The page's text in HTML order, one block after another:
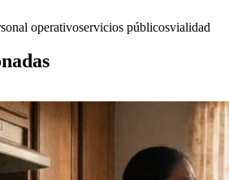
operativoservicios públicosvialidad